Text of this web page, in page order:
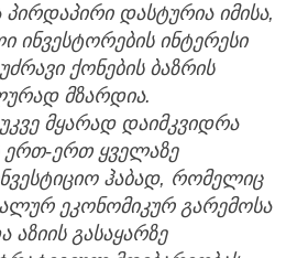
პირდაპირი დასტურია იმისა,
ინტერესი
ქონების ბაზრის
მზარდია.
მყარად დაიმკვიდრა
ერთ-ერთ ყველაზე
ჰაბად, რომელიც
ეკონომიკურ გარემოსა
აზიის გასაყარზე